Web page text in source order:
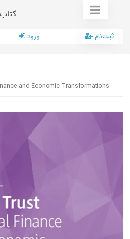
ورود ثبت‌نام
and Economic Transformations